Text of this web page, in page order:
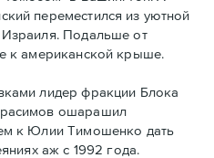
переместился из уютной
Подальше от
к американской крыше.
лидер фракции Блока
ошарашил
к Юлии Тимошенко дать
аж с 1992 года.